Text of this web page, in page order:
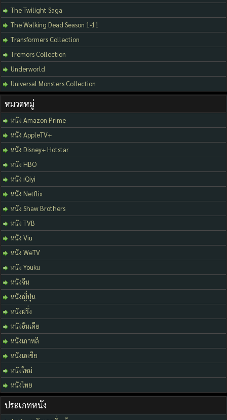
The Twilight Saga
The Walking Dead Season 1-11
Transformers Collection
Tremors Collection
Underworld
Universal Monsters Collection
หมวดหมู่
หนัง Amazon Prime
หนัง AppleTV+
หนัง Disney+ Hotstar
หนัง HBO
หนัง iQiyi
หนัง Netflix
หนัง Shaw Brothers
หนัง TVB
หนัง Viu
หนัง WeTV
หนัง Youku
หนังจีน
หนังญี่ปุ่น
หนังฝรั่ง
หนังอินเดีย
หนังเกาหลี
หนังเอเชีย
หนังใหม่
หนังไทย
ประเภทหนัง